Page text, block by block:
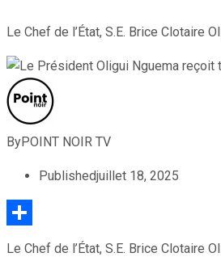
Le Chef de l’État, S.E. Brice Clotaire
ByPOINT NOIR TV
Publishedjuillet 18, 2025
Le Chef de l’État, S.E. Brice Clotaire